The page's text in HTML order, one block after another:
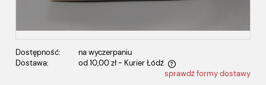
Dostępność:
na wyczerpaniu
Dostawa:
od 10,00 zł - Kurier Łódź
Cena nie zawiera ewentualnych kosztów płatnościsprawdź formy dostawy